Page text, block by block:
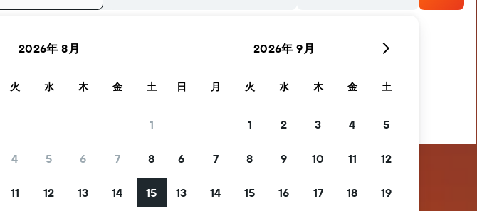
2026年 8月
火 水 木 金 土
1
4 5 6 7 8
11 12 13 14 15
2026年 9月
日 月 火 水 木 金 土
1 2 3 4 5
6 7 8 9 10 11 12
13 14 15 16 17 18 19